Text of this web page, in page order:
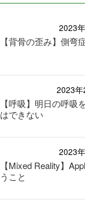
2023
【背骨の歪み】側弯
2023
【呼吸】明日の呼吸
はできない
2023
【Mixed Reality】
うこと